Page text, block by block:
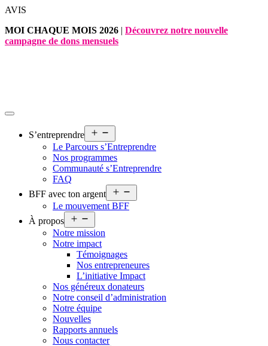
Aller
contenu
AVIS
MOI CHAQUE MOIS 2026 | Découvrez notre nouvelle
campagne de dons mensuels
S’entreprendre
le
menu
Le Parcours s’Entreprendre
Nos programmes
Communauté s’Entreprendre
FAQ
BFF avec ton argent
le
Le mouvement BFF
À propos
le
menu
Notre mission
Notre impact
Témoignages
Nos entrepreneures
L’initiative Impact
Nos généreux donateurs
Notre conseil d’administration
Notre équipe
Nouvelles
Rapports annuels
Nous contacter